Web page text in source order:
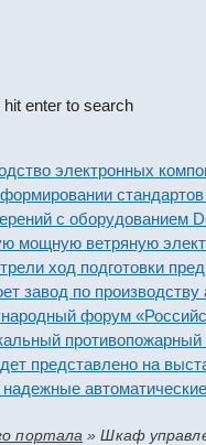
hit enter to search
электронных
стандартов
с оборудованием Dekraft
ветряную
ход подготовки
по производству
форум «Российская
противопожарный
на
автоматические
портала »Шкаф